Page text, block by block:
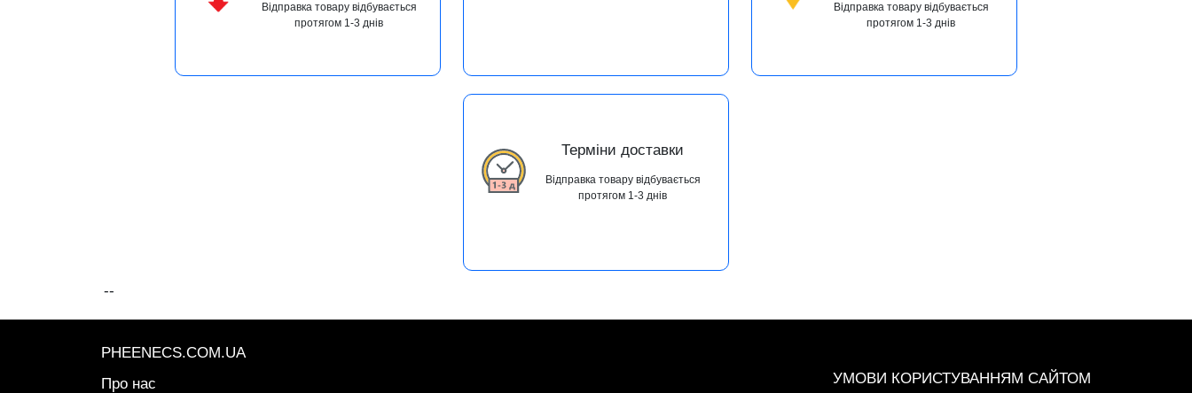
Відправка товару відбувається
протягом 1-3 днів
Відправка товару відбувається
протягом 1-3 днів
Терміни доставки
Відправка товару відбувається
протягом 1-3 днів
--
PHEENECS.COM.UA
Про нас
УМОВИ КОРИСТУВАННЯМ САЙТОМ